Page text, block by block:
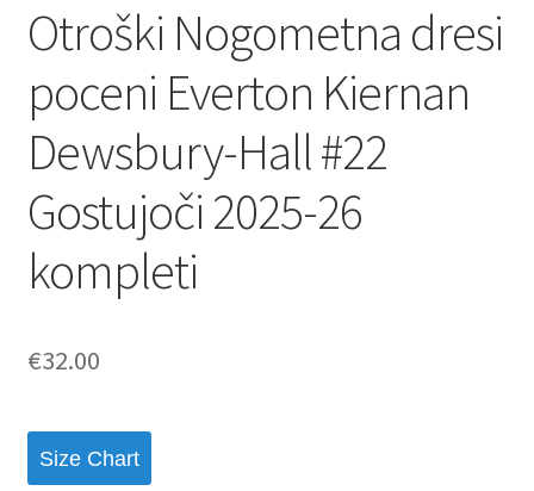
Otroški Nogometna dresi
poceni Everton Kiernan
Dewsbury-Hall #22
Gostujoči 2025-26
kompleti
€32.00
Size Chart